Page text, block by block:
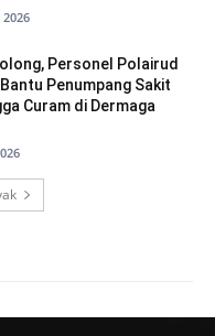
Personel Polairud
Penumpang Sakit
Curam di Dermaga